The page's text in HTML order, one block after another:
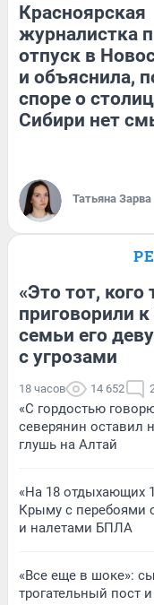
Красноярская
журналистка
отпуск в
и объяснила,
споре о
Сибири нет
Татьяна Зарва
«Это тот,
приговорили
семьи его
с угрозами
18 часов 14 652
«С гордостью
северянин оставил
глушь на Алтай
«На 18 отдыхающих
Крыму с перебоями
и налетами БПЛА
«Все еще в шоке»:
трогательный пост